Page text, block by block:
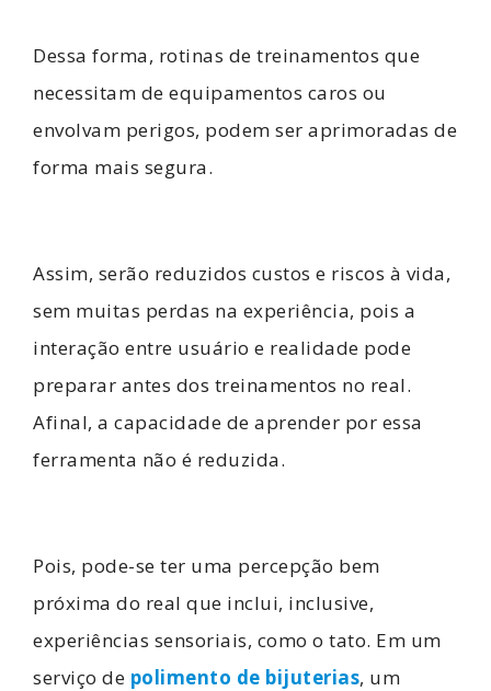
Dessa forma, rotinas de treinamentos que
necessitam de equipamentos caros ou
envolvam perigos, podem ser aprimoradas de
forma mais segura.
Assim, serão reduzidos custos e riscos à vida,
sem muitas perdas na experiência, pois a
interação entre usuário e realidade pode
preparar antes dos treinamentos no real.
Afinal, a capacidade de aprender por essa
ferramenta não é reduzida.
Pois, pode-se ter uma percepção bem
próxima do real que inclui, inclusive,
experiências sensoriais, como o tato. Em um
serviço de polimento de bijuterias, um